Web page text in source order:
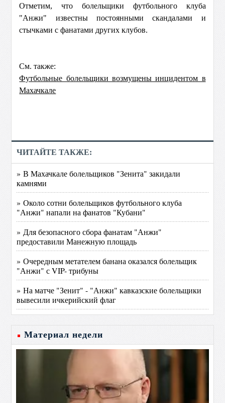
Отметим, что болельщики футбольного клуба
"Анжи" известны постоянными скандалами и
стычками с фанатами других клубов.
См. также:
Футбольные болельщики возмущены инцидентом в
Махачкале
ЧИТАЙТЕ ТАКЖЕ:
» В Махачкале болельщиков "Зенита" закидали
камнями
» Около сотни болельщиков футбольного клуба
"Анжи" напали на фанатов "Кубани"
» Для безопасного сбора фанатам "Анжи"
предоставили Манежную площадь
» Очередным метателем банана оказался болельщик
"Анжи" с VIP- трибуны
» На матче "Зенит" - "Анжи" кавказские болельщики
вывесили ичкерийский флаг
Материал недели